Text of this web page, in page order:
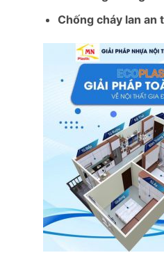
Chống cháy lan an